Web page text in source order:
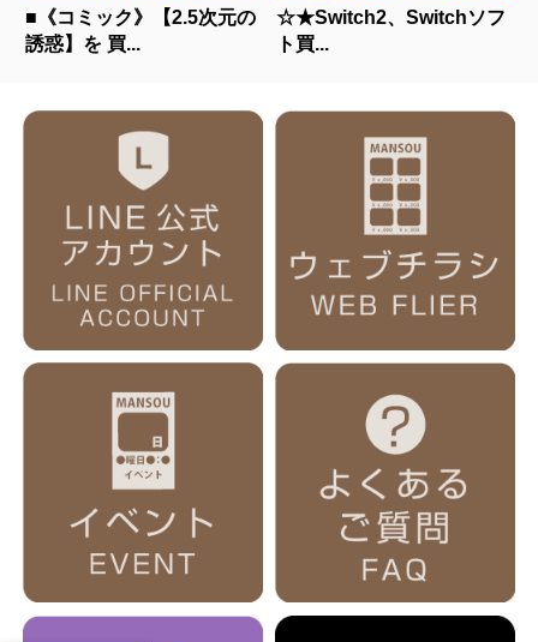
■《コミック》【2.5次元の
誘惑】を 買...
☆★Switch2、Switchソフ
ト買...